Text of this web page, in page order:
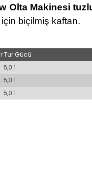
Olta Makinesi
biçilmiş kaftan.
Tur Gücü
5,0:1
5,0:1
5,0:1